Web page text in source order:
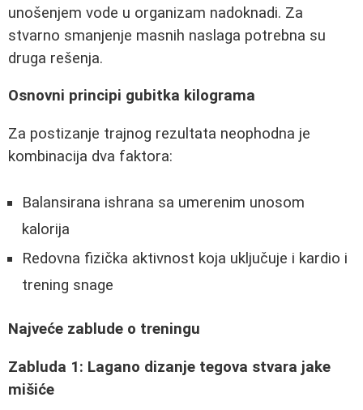
unošenjem vode u organizam nadoknadi. Za
stvarno smanjenje masnih naslaga potrebna su
druga rešenja.
Osnovni principi gubitka kilograma
Za postizanje trajnog rezultata neophodna je
kombinacija dva faktora:
Balansirana ishrana sa umerenim unosom
kalorija
Redovna fizička aktivnost koja uključuje i kardio i
trening snage
Najveće zablude o treningu
Zabluda 1: Lagano dizanje tegova stvara jake
mišiće